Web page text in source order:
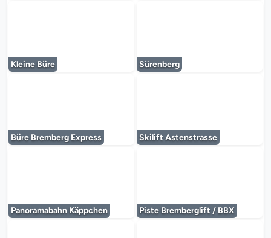
Kleine Büre Sürenberg
Büre Bremberg Express Skilift Astenstrasse
Panoramabahn Käppchen Piste Bremberglift / BBX